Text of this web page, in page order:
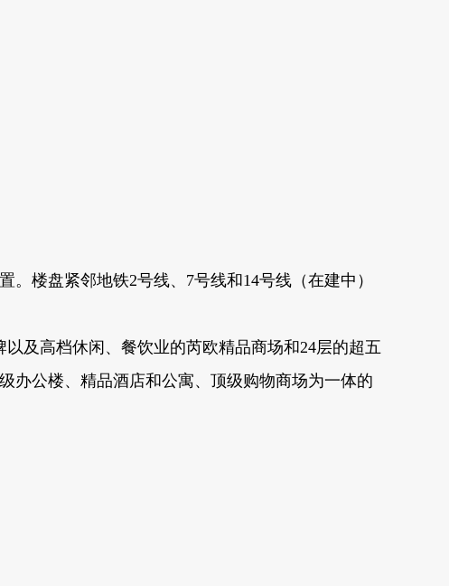
楼盘紧邻地铁2号线、7号线和14号线（在建中）
及高档休闲、餐饮业的芮欧精品商场和24层的超五
办公楼、精品酒店和公寓、顶级购物商场为一体的